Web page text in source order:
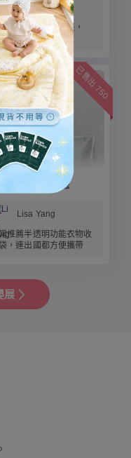
SJenny Lin
保養柔濕巾很大張，
濕，很好用！！
已售出 750
日本嚴選
Lisa Yang
推薦半透明功能衣物收
，連出國都方便攜帶
展